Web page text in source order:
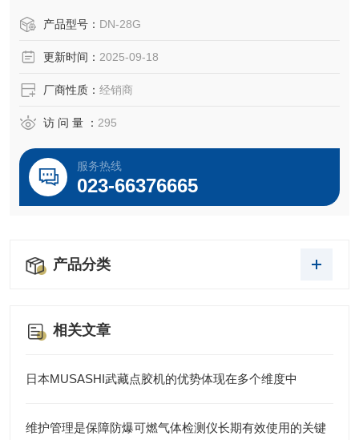
产品型号： DN-28G
更新时间： 2025-09-18
厂商性质： 经销商
访 问 量 ： 295
服务热线
023-66376665
产品分类
相关文章
日本MUSASHI武藏点胶机的优势体现在多个维度中
维护管理是保障防爆可燃气体检测仪长期有效使用的关键